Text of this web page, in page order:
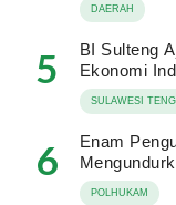
DAERAH
5
BI Sulteng
Ekonomi
SULAWESI
6
Enam
POLHUKAM